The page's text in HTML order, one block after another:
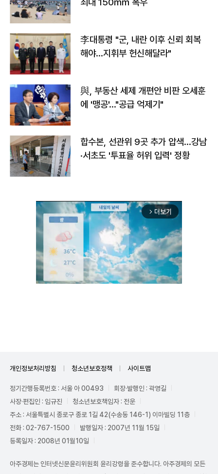
李대통령 "군, 내란 이후 신뢰 회복
해야…지휘부 헌신해달라"
與, 부동산 세제 개편안 비판 오세훈
에 '맹공'…"공급 억제기"
합수본, 선관위 9곳 추가 압색…강남
·서초도 '투표율 허위 입력' 정황
arrow_forward_ios 더보기
개인정보처리방침 청소년보호정책 사이트맵
정기간행등록번호 : 서울 아 00493
회장·발행인 : 곽영길
사장·편집인 : 임규진
청소년보호책임자 : 전운
주소 : 서울특별시 종로구 종로 1길 42(수송동 146-1) 이마빌딩 11층
전화 : 02-767-1500
발행일자 : 2007년 11월 15일
등록일자 : 2008년 01월10일
아주경제는 인터넷신문윤리위원회 윤리강령을 준수합니다. 아주경제의 모든